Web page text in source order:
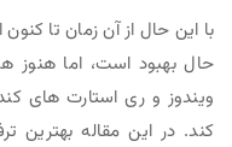
با این حال از آن زمان تا
حال بهبود است، اما هنوز
ویندوز و ری استارت های
کند. در این مقاله بهترین